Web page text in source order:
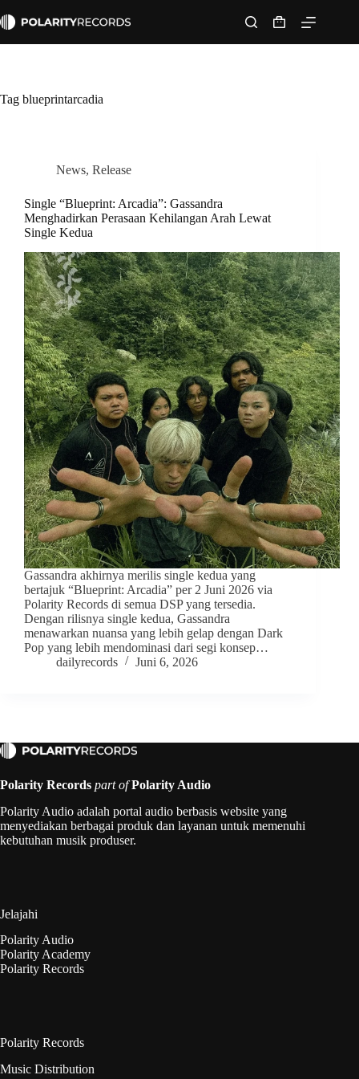
to
Shopping
cart
Tag blueprintarcadia
News, Release
Single “Blueprint: Arcadia”: Gassandra
Menghadirkan Perasaan Kehilangan Arah Lewat
Single Kedua
Gassandra akhirnya merilis single kedua yang
bertajuk “Blueprint: Arcadia” per 2 Juni 2026 via
Polarity Records di semua DSP yang tersedia.
Dengan rilisnya single kedua, Gassandra
menawarkan nuansa yang lebih gelap dengan Dark
Pop yang lebih mendominasi dari segi konsep…
dailyrecords
Juni 6, 2026
Polarity Records part of Polarity Audio
Polarity Audio adalah portal audio berbasis website yang
menyediakan berbagai produk dan layanan untuk memenuhi
kebutuhan musik produser.
Jelajahi
Polarity Audio
Polarity Academy
Polarity Records
Polarity Records
Music Distribution